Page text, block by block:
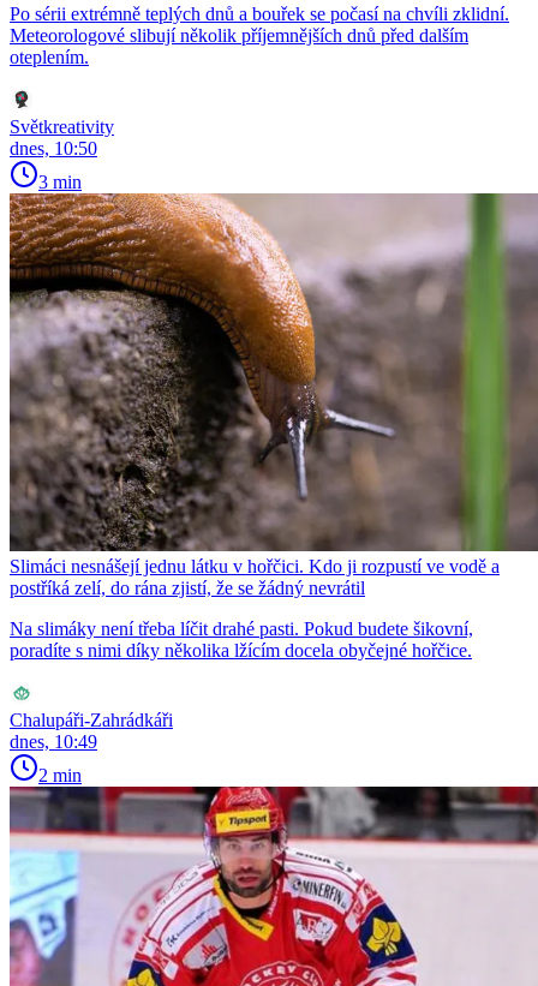
Po sérii extrémně teplých dnů a bouřek se počasí na chvíli zklidní.
Meteorologové slibují několik příjemnějších dnů před dalším
oteplením.
Světkreativity
dnes, 10:50
3 min
Slimáci nesnášejí jednu látku v hořčici. Kdo ji rozpustí ve vodě a
postříká zelí, do rána zjistí, že se žádný nevrátil
Na slimáky není třeba líčit drahé pasti. Pokud budete šikovní,
poradíte s nimi díky několika lžícím docela obyčejné hořčice.
Chalupáři-Zahrádkáři
dnes, 10:49
2 min